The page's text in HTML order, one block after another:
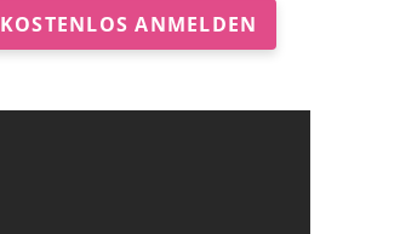
KOSTENLOS ANMELDEN